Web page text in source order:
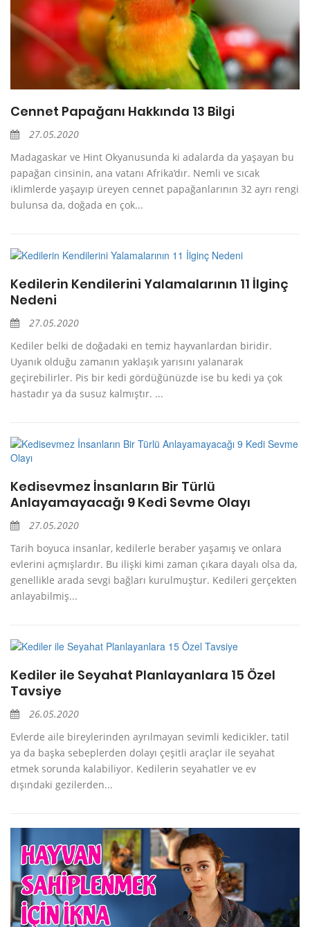
Cennet Papağanı Hakkında 13 Bilgi
27.05.2020
Madagaskar ve Hint Okyanusunda ki adalarda da yaşayan bu
papağan cinsinin, ana vatanı Afrika’dır. Nemli ve sıcak
iklimlerde yaşayıp üreyen cennet papağanlarının 32 ayrı rengi
bulunsa da, doğada en çok...
Kedilerin Kendilerini Yalamalarının 11 İlginç
Nedeni
27.05.2020
Kediler belki de doğadaki en temiz hayvanlardan biridir.
Uyanık olduğu zamanın yaklaşık yarısını yalanarak
geçirebilirler. Pis bir kedi gördüğünüzde ise bu kedi ya çok
hastadır ya da susuz kalmıştır. ...
Kedisevmez İnsanların Bir Türlü
Anlayamayacağı 9 Kedi Sevme Olayı
27.05.2020
Tarih boyuca insanlar, kedilerle beraber yaşamış ve onlara
evlerini açmışlardır. Bu ilişki kimi zaman çıkara dayalı olsa da,
genellikle arada sevgi bağları kurulmuştur. Kedileri gerçekten
anlayabilmiş...
Kediler ile Seyahat Planlayanlara 15 Özel
Tavsiye
26.05.2020
Evlerde aile bireylerinden ayrılmayan sevimli kedicikler, tatil
ya da başka sebeplerden dolayı çeşitli araçlar ile seyahat
etmek sorunda kalabiliyor. Kedilerin seyahatler ve ev
dışındaki gezilerden...